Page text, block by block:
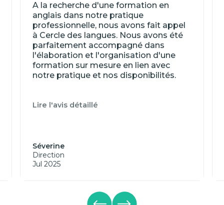
A la recherche d'une formation en
anglais dans notre pratique
professionnelle, nous avons fait appel
à Cercle des langues. Nous avons été
parfaitement accompagné dans
l'élaboration et l'organisation d'une
formation sur mesure en lien avec
notre pratique et nos disponibilités.
Lire l'avis détaillé
Séverine
Direction
Jul 2025